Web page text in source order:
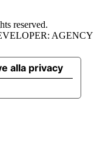
reserved.
AGENCY
alla privacy